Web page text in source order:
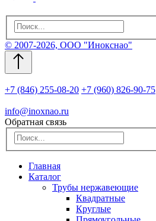
© 2007-2026, ООО "Инокснао"
+7 (846) 255-08-20 +7 (960) 826-90-75
info@inoxnao.ru
Обратная связь
Главная
Каталог
Трубы нержавеющие
Квадратные
Круглые